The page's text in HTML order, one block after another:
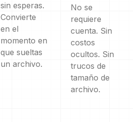
sin esperas.
Convierte
en el
momento en
que sueltas
un archivo.
No se
requiere
cuenta. Sin
costos
ocultos. Sin
trucos de
tamaño de
archivo.